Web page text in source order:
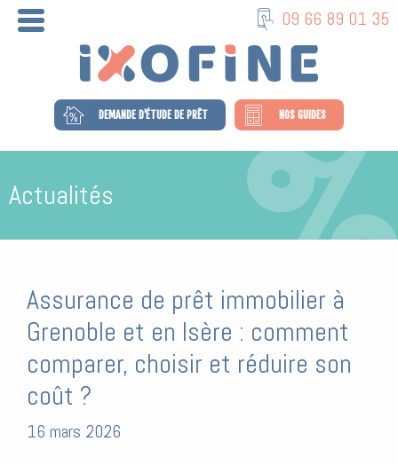
09 66 89 01 35
DEMANDE D'ÉTUDE DE PRÊT NOS GUIDES
Actualités
Assurance de prêt immobilier à
Grenoble et en Isère : comment
comparer, choisir et réduire son
coût ?
16 mars 2026